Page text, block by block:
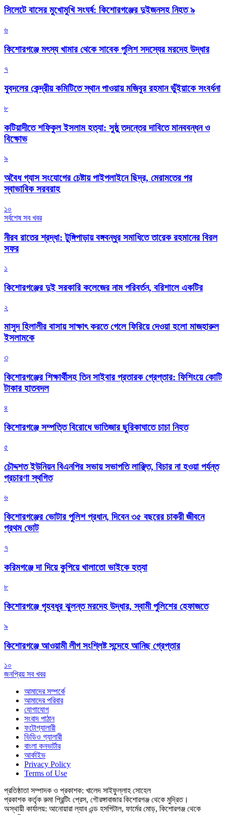
সিলেটে বাসের মুখোমুখি সংঘর্ষ: কিশোরগঞ্জের দুইজনসহ নিহত ৯
৬
কিশোরগঞ্জে মৎস্য খামার থেকে সাবেক পুলিশ সদস্যের মরদেহ উদ্ধার
৭
যুবদলের কেন্দ্রীয় কমিটিতে স্থান পাওয়ায় মজিবুর রহমান ভুঁইয়াকে সংবর্ধনা
৮
কটিয়াদীতে শফিকুল ইসলাম হত্যা: সুষ্ঠু তদন্তের দাবিতে মানববন্ধন ও
বিক্ষোভ
৯
অবৈধ গ্যাস সংযোগের চেষ্টায় পাইপলাইনে ছিদ্র, মেরামতের পর
স্বাভাবিক সরবরাহ
১০
সর্বশেষ সব খবর
নীরব রাতের শ্রদ্ধা: টুঙ্গিপাড়ায় বঙ্গবন্ধুর সমাধিতে তারেক রহমানের বিরল
সফর
১
কিশোরগঞ্জের দুই সরকারি কলেজের নাম পরিবর্তন, বরিশালে একটির
২
মাসুদ হিলালীর বাসায় সাক্ষাৎ করতে গেলে ফিরিয়ে দেওয়া হলো মাজহারুল
ইসলামকে
৩
কিশোরগঞ্জের শিক্ষার্থীসহ তিন সাইবার প্রতারক গ্রেপ্তার: ফিশিংয়ে কোটি
টাকার হাতবদল
৪
কিশোরগঞ্জে সম্পত্তি বিরোধে ভাতিজার ছুরিকাঘাতে চাচা নিহত
৫
চৌদ্দশত ইউনিয়ন বিএনপির সভায় সভাপতি লাঞ্ছিত, বিচার না হওয়া পর্যন্ত
প্রচারণা স্থগিত
৬
কিশোরগঞ্জের ভোটার পুলিশ প্রধান, দিবেন ৩৫ বছরের চাকরী জীবনে
প্রথম ভোট
৭
করিমগঞ্জে দা দিয়ে কুপিয়ে খালাতো ভাইকে হত্যা
৮
কিশোরগঞ্জে গৃহবধূর ঝুলন্ত মরদেহ উদ্ধার, স্বামী পুলিশের হেফাজতে
৯
কিশোরগঞ্জে আওয়ামী লীগ সংশ্লিষ্ট সন্দেহে আনিছ গ্রেপ্তার
১০
জনপ্রিয় সব খবর
আমাদের সম্পর্কে
আমাদের পরিবার
যোগাযোগ
সংবাদ পাঠান
ফটোগ্যালারী
ভিডিও গ্যালারী
বাংলা কনভার্টার
আর্কাইভ
Privacy Policy
Terms of Use
প্রতিষ্ঠাতা সম্পাদক ও প্রকাশক: খালেদ সাইফুল্লাহ সোহেল
প্রকাশক কর্তৃক রুমা প্রিন্টিং প্রেস, গৌরঙ্গাবাজার কিশোরগঞ্জ থেকে মুদ্রিত।
অস্থায়ী কার্যালয়: আনোয়ারা ল্যাব এন্ড হসপিটাল, ফার্মের মোড়, কিশোরগঞ্জ থেকে